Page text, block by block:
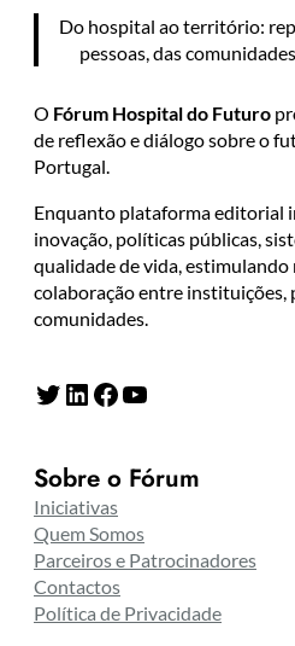
Do hospital ao território:
pessoas, das
O Fórum Hospital do Futuro
de reflexão e diálogo sobre o
Portugal.
Enquanto plataforma editorial
inovação, políticas públicas,
qualidade de vida, estimulando
colaboração entre instituições,
comunidades.
Twitter LinkedIn Facebook YouTube
Sobre o Fórum
Iniciativas
Quem Somos
Parceiros e Patrocinadores
Contactos
Política de Privacidade